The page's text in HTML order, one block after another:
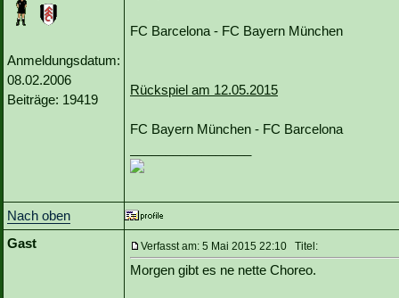
Anmeldungsdatum:
08.02.2006
Beiträge: 19419
FC Barcelona - FC Bayern München
Rückspiel am 12.05.2015
FC Bayern München - FC Barcelona
Nach oben
Gast
Verfasst am: 5 Mai 2015 22:10 Titel:
Morgen gibt es ne nette Choreo.